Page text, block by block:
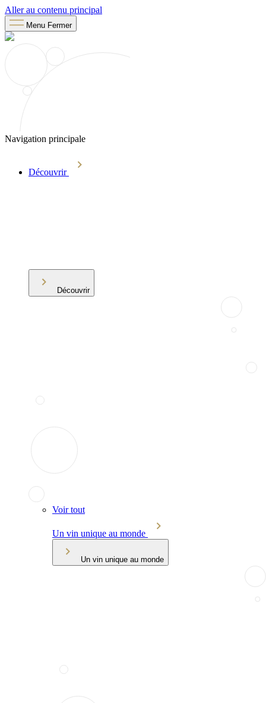
Aller au contenu principal
Menu Fermer
Navigation principale
Découvrir
Découvrir
Voir tout
Un vin unique au monde
Un vin unique au monde